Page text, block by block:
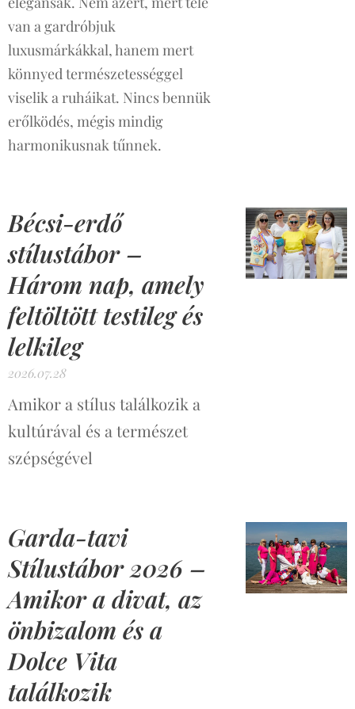
van a gardróbjuk
luxusmárkákkal, hanem mert
könnyed természetességgel
viselik a ruháikat. Nincs bennük
erőlködés, mégis mindig
harmonikusnak tűnnek.
Bécsi-erdő
stílustábor –
Három nap, amely
feltöltött testileg és
lelkileg
2026.07.28
Amikor a stílus találkozik a
kultúrával és a természet
szépségével
Garda-tavi
Stílustábor 2026 –
Amikor a divat, az
önbizalom és a
Dolce Vita
találkozik